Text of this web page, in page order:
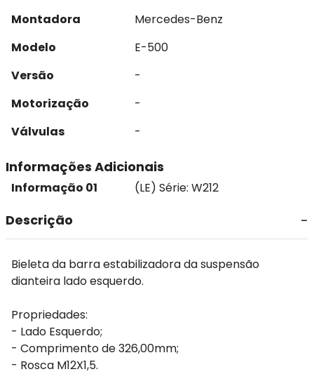
Montadora
Mercedes-Benz
Modelo
E-500
Versão
-
Motorização
-
Válvulas
-
Informações Adicionais
Informação 01 (LE) Série: W212
Descrição
Bieleta da barra estabilizadora da suspensão
dianteira lado esquerdo.
Propriedades:
- Lado Esquerdo;
- Comprimento de 326,00mm;
- Rosca M12X1,5.